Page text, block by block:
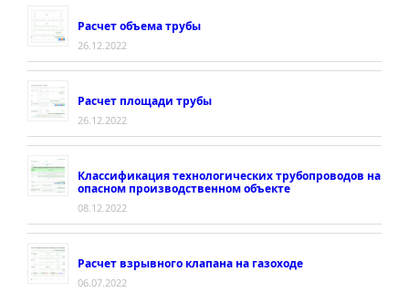
Расчет объема трубы
26.12.2022
Расчет площади трубы
26.12.2022
Классификация технологических трубопроводов на
опасном производственном объекте
08.12.2022
Расчет взрывного клапана на газоходе
06.07.2022